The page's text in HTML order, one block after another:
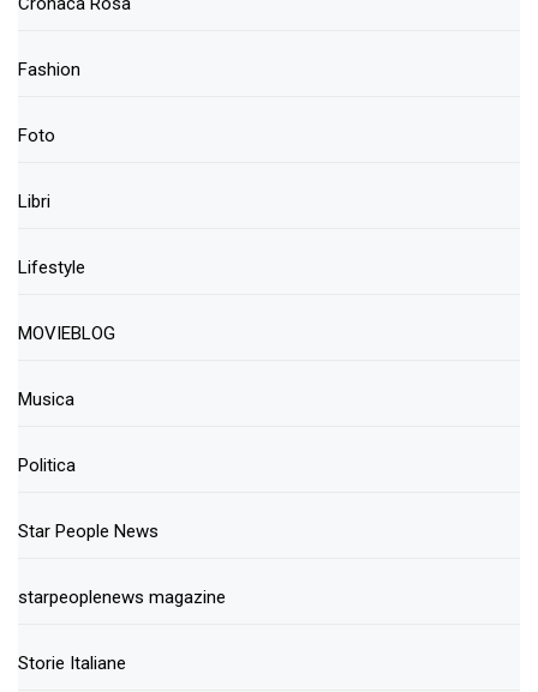
Fashion
Foto
Libri
Lifestyle
MOVIEBLOG
Musica
Politica
Star People News
starpeoplenews magazine
Storie Italiane